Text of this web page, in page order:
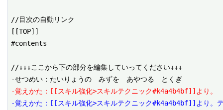
//目次の自動リンク
[[TOP]]
#contents
//↓↓↓ここから下の部分を編集していってください↓↓↓
-覚えかた：[[スキル強化>スキルテクニック#k4a4b4bf]]より。
-覚えかた：[[スキル強化>スキルテクニック#k4a4b4bf]]より。